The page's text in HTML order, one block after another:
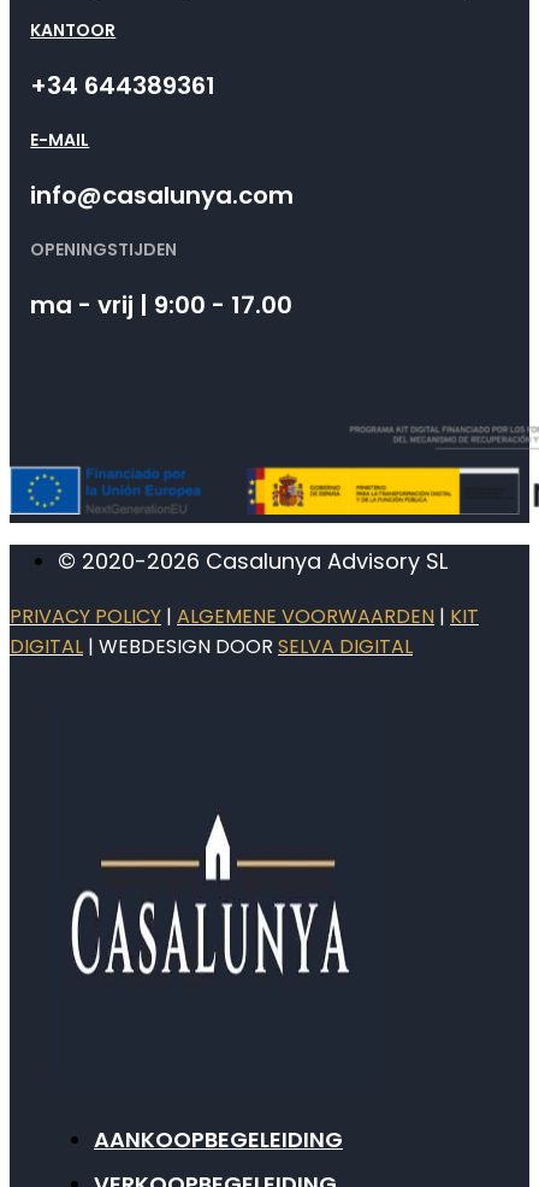
KANTOOR
+34 644389361
E-MAIL
info@casalunya.com
OPENINGSTIJDEN
ma - vrij | 9:00 - 17.00
© 2020-2026 Casalunya Advisory SL
PRIVACY POLICY | ALGEMENE VOORWAARDEN | KIT
DIGITAL | WEBDESIGN DOOR SELVA DIGITAL
AANKOOPBEGELEIDING